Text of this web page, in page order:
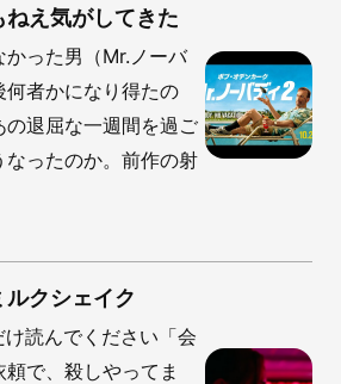
え気がしてきた
かった男（Mr.ノーバ
者かになり得たの
退屈な一週間を過ご
なったのか。前作の射
クシェイク
読んでください「会
で、殺しやってま